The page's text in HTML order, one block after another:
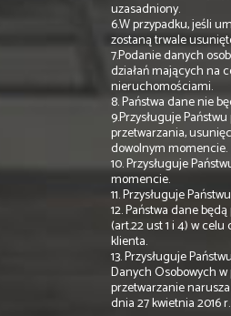
uzasadniony.
6.W przypadku, jeśli
zostaną trwale
7.Podanie danych
działań mających na
nieruchomościami.
8. Państwa dane nie
9.Przysługuje
przetwarzania,
dowolnym momencie.
10. Przysługuje
momencie.
11. Przysługuje
12. Państwa dane
(art.22 ust 1 i 4) w
klienta.
13. Przysługuje
Danych Osobowych
przetwarzanie
dnia 27 kwietnia 2016 r.